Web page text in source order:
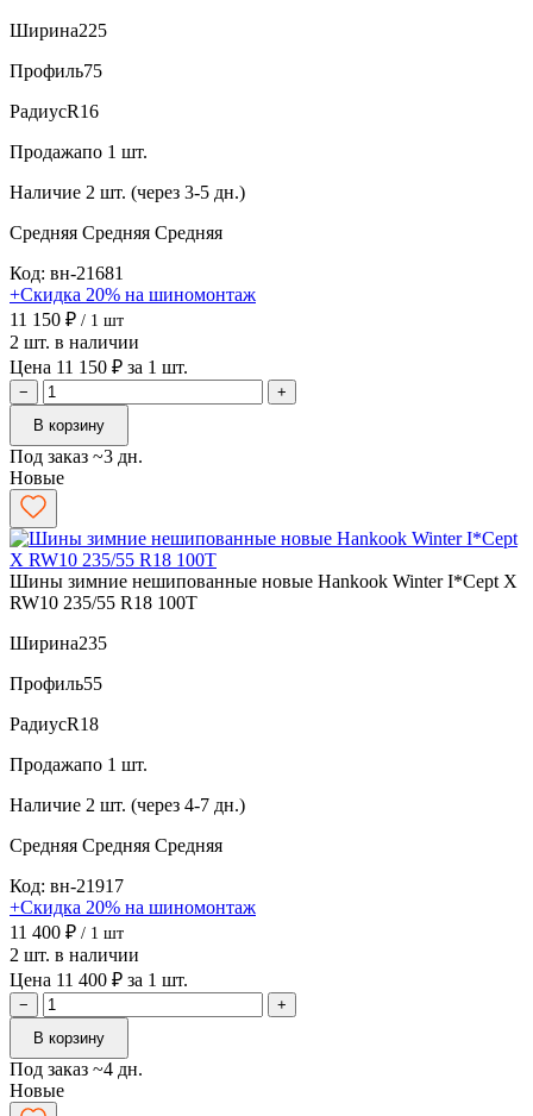
Ширина225
Профиль75
РадиусR16
Продажапо 1 шт.
Наличие 2 шт. (через 3-5 дн.)
Средняя Средняя Средняя
Код: вн-21681
+Скидка 20% на шиномонтаж
11 150 ₽ / 1 шт
2 шт. в наличии
Цена 11 150 ₽ за 1 шт.
−
+
В корзину
Под заказ ~3 дн.
Новые
Шины зимние нешипованные новые Hankook Winter I*Cept X
RW10 235/55 R18 100T
Ширина235
Профиль55
РадиусR18
Продажапо 1 шт.
Наличие 2 шт. (через 4-7 дн.)
Средняя Средняя Средняя
Код: вн-21917
+Скидка 20% на шиномонтаж
11 400 ₽ / 1 шт
2 шт. в наличии
Цена 11 400 ₽ за 1 шт.
−
+
В корзину
Под заказ ~4 дн.
Новые